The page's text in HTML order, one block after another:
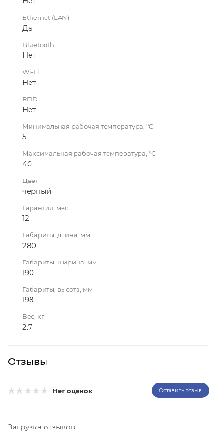
Ethernet (LAN)
Да
Bluetooth
Нет
Wi-Fi
Нет
RFID
Нет
Минимальная рабочая температура, °C
5
Максимальная рабочая температура, °C
40
Цвет
черный
Гарантия, мес.
12
Габариты, длина, мм
280
Габариты, ширина, мм
190
Габариты, высота, мм
198
Вес, кг
2.7
Отзывы
Нет оценок Оставить отзыв
Загрузка отзывов...